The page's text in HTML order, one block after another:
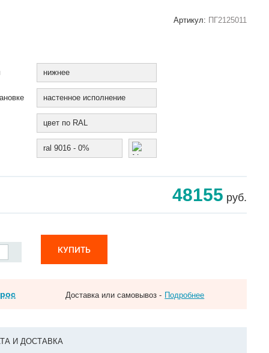
Артикул: ПГ2125011
нижнее
настенное исполнение
цвет по RAL
ral 9016 - 0%
48155 руб.
КУПИТЬ
Доставка или самовывоз - Подробнее
И ДОСТАВКА